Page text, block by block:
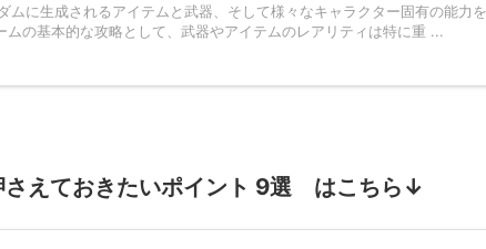
ムに生成されるアイテムと武器、そして様々なキャラクター固有の能力
ムの基本的な攻略として、武器やアイテムのレアリティは特に重 ...
えておきたいポイント 9選 はこちら↓